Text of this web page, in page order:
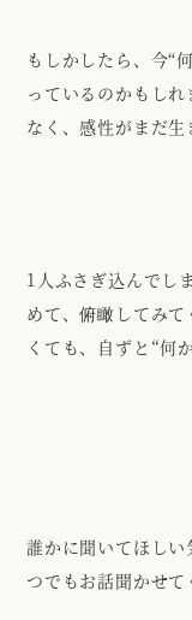
もしかしたら、今“
っているのかもし
なく、感性がまだ生
1人ふさぎ込んでし
めて、俯瞰してみ
くても、自ずと“何
誰かに聞いてほし
つでもお話聞かせて